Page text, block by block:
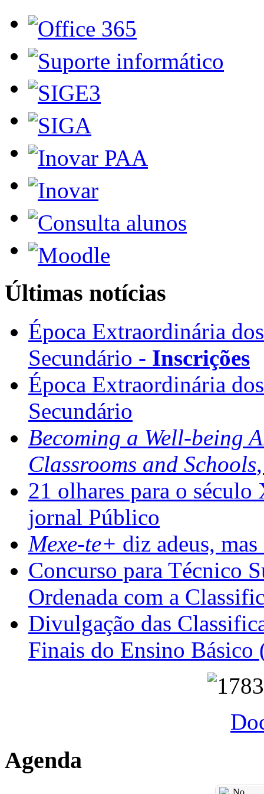
Últimas notícias
Época Extraordinária
Secundário - Inscrições
Época Extraordinária
Secundário
Becoming a Well-being
Classrooms and Schools
21 olhares para o
jornal Público
Mexe-te+ diz adeus,
Concurso para Técnico
Ordenada com a
Divulgação das
Finais do Ensino Básico
Agenda